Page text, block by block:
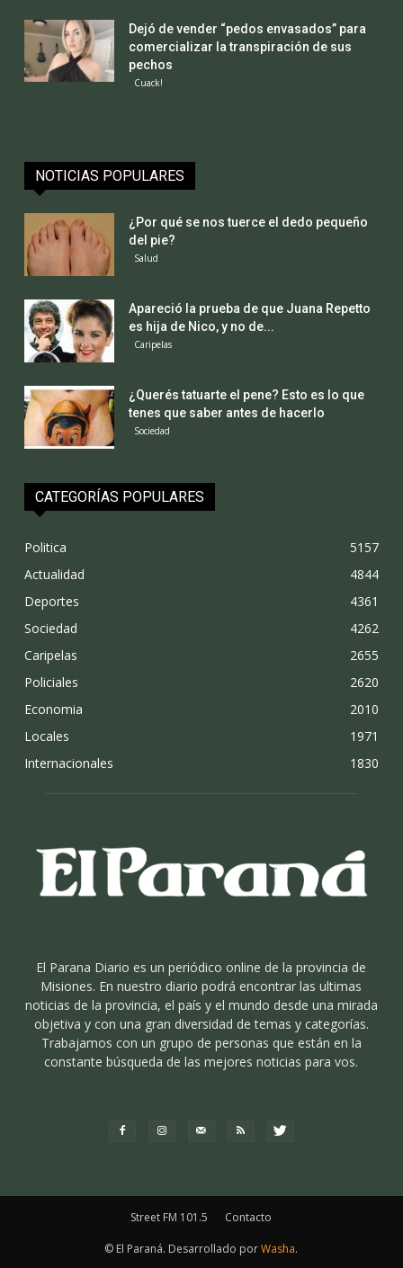
Dejó de vender “pedos envasados” para
comercializar la transpiración de sus
pechos
Cuack!
NOTICIAS POPULARES
¿Por qué se nos tuerce el dedo pequeño
del pie?
Salud
Apareció la prueba de que Juana Repetto
es hija de Nico, y no de...
Caripelas
¿Querés tatuarte el pene? Esto es lo que
tenes que saber antes de hacerlo
Sociedad
CATEGORÍAS POPULARES
Politica
5157
Actualidad
4844
Deportes
4361
Sociedad
4262
Caripelas
2655
Policiales
2620
Economia
2010
Locales
1971
Internacionales
1830
El Parana Diario es un periódico online de la provincia de
Misiones. En nuestro diario podrá encontrar las ultimas
noticias de la provincia, el país y el mundo desde una mirada
objetiva y con una gran diversidad de temas y categorías.
Trabajamos con un grupo de personas que están en la
constante búsqueda de las mejores noticias para vos.
Street FM 101.5 Contacto
© El Paraná. Desarrollado porWasha.